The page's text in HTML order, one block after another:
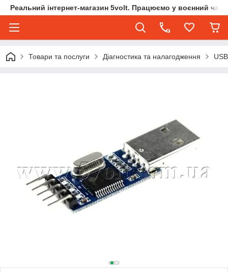
Реальний інтернет-магазин 5volt. Працюємо у воєнний
Товари та послуги Діагностика та налагодження